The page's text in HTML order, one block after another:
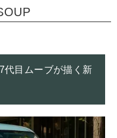
目ムーブが描く新